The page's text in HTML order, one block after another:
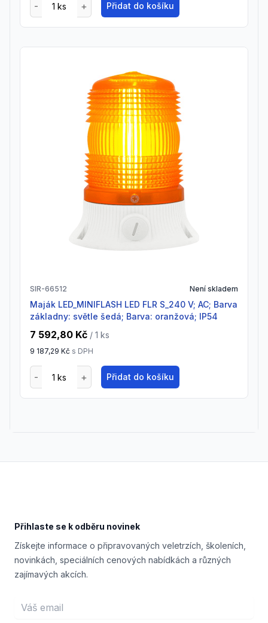
Přidat do košíku
SIR-66512 Není skladem
Maják LED_MINIFLASH LED FLR S_240 V; AC; Barva
základny: světle šedá; Barva: oranžová; IP54
7 592,80 Kč / 1 ks
9 187,29 Kč s DPH
Přidat do košíku
Přihlaste se k odběru novinek
Získejte informace o připravovaných veletrzích, školeních,
novinkách, speciálních cenových nabídkách a různých
zajímavých akcích.
Email address